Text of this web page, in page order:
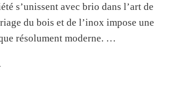
s’unissent avec brio dans l’art de
du bois et de l’inox impose une
résolument moderne. …